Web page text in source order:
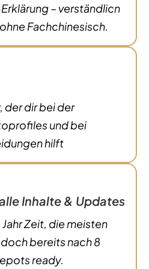
– verständlicn
Fachchinesisch.
der dir bei der
und bei
hilft
Inhalte & Updates
Zeit, die meisten
bereits nach 8
ready.